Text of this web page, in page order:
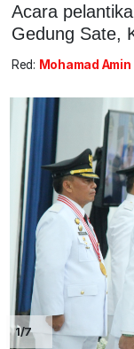
Acara
Gedung Sate,
Red: Mohamad
1/7